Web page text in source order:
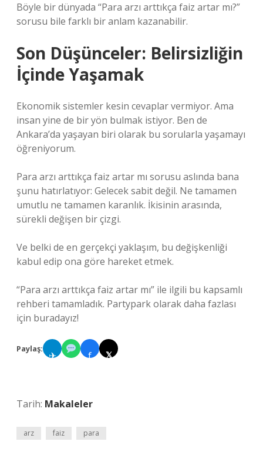
Böyle bir dünyada “Para arzı arttıkça faiz artar mı?”
sorusu bile farklı bir anlam kazanabilir.
Son Düşünceler: Belirsizliğin
İçinde Yaşamak
Ekonomik sistemler kesin cevaplar vermiyor. Ama
insan yine de bir yön bulmak istiyor. Ben de
Ankara’da yaşayan biri olarak bu sorularla yaşamayı
öğreniyorum.
Para arzı arttıkça faiz artar mı sorusu aslında bana
şunu hatırlatıyor: Gelecek sabit değil. Ne tamamen
umutlu ne tamamen karanlık. İkisinin arasında,
sürekli değişen bir çizgi.
Ve belki de en gerçekçi yaklaşım, bu değişkenliği
kabul edip ona göre hareket etmek.
“Para arzı arttıkça faiz artar mı” ile ilgili bu kapsamlı
rehberi tamamladık. Partypark olarak daha fazlası
için buradayız!
Paylaş:
✈ f 𝕏
Tarih: Makaleler
arz faiz para